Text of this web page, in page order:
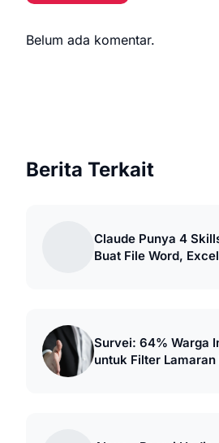
Belum ada komentar.
Berita Terkait
Claude Punya 4
Buat File Word,
Survei: 64% Warga
untuk Filter Lamaran